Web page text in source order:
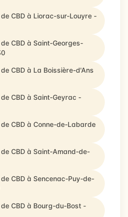
CBD à Liorac-sur-Louyre -
CBD à Saint-Georges-
CBD à La Boissière-d'Ans
CBD à Saint-Geyrac -
CBD à Conne-de-Labarde
CBD à Saint-Amand-de-
CBD à Sencenac-Puy-de-
CBD à Bourg-du-Bost -